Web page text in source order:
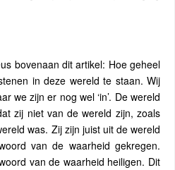
bovenaan dit artikel: Hoe geheel
in deze wereld te staan. Wij
we zijn er nog wel ‘in’. De wereld
zij niet van de wereld zijn, zoals
was. Zij zijn juist uit de wereld
van de waarheid gekregen.
van de waarheid heiligen. Dit